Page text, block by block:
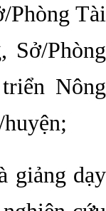
Phòng Tài
Sở/Phòng
Nông
giảng dạy